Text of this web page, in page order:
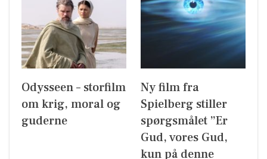
Odysseen – storfilm
om krig, moral og
guderne
Ny film fra
Spielberg stiller
spørgsmålet ”Er
Gud, vores Gud,
kun på denne